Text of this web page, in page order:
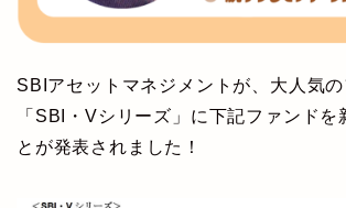
SBIアセットマネジメントが、大人気
「SBI・Vシリーズ」に下記ファンドを
とが発表されました！